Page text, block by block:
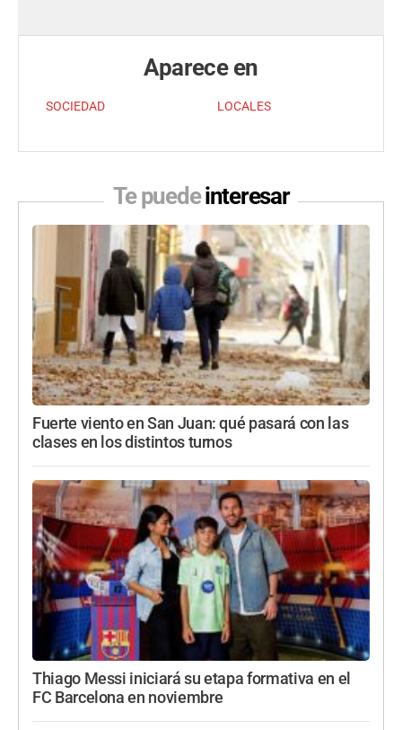
Aparece en
SOCIEDAD LOCALES
Te puedeinteresar
Fuerte viento en San Juan: qué pasará con las
clases en los distintos turnos
Thiago Messi iniciará su etapa formativa en el
FC Barcelona en noviembre